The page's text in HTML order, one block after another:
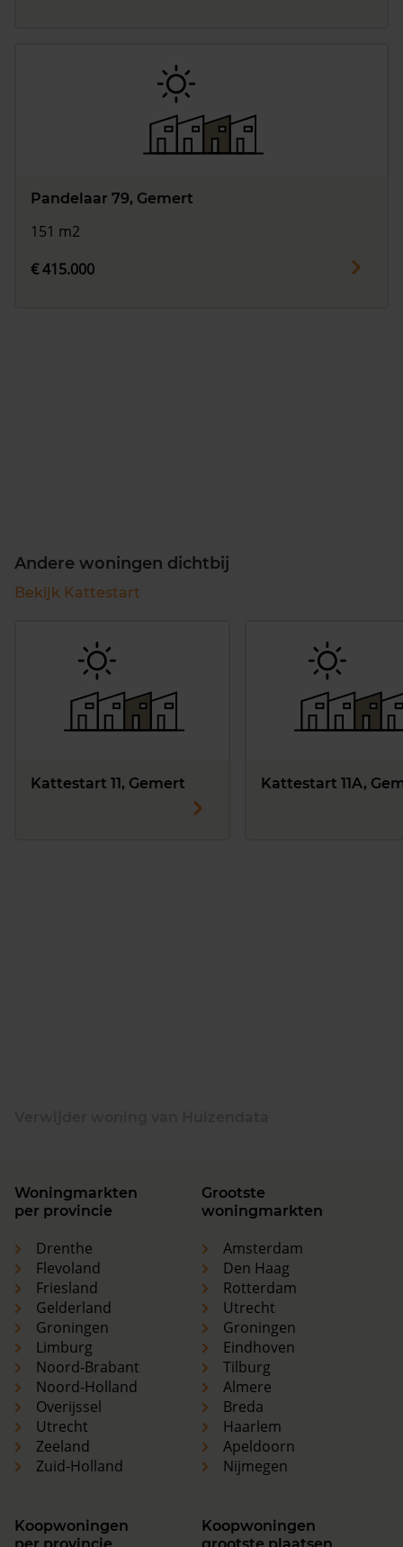
Pandelaar 79, Gemert
151 m2
€ 415.000
Andere woningen dichtbij
Bekijk Kattestart
Kattestart 11, Gemert Kattestart 11A,
Woningmarkten
per provincie
Drenthe
Flevoland
Friesland
Gelderland
Groningen
Limburg
Noord-Brabant
Noord-Holland
Overijssel
Utrecht
Zeeland
Zuid-Holland
Grootste
woningmarkten
Amsterdam
Den Haag
Rotterdam
Utrecht
Groningen
Eindhoven
Tilburg
Almere
Breda
Haarlem
Apeldoorn
Nijmegen
Koopwoningen
Koopwoningen